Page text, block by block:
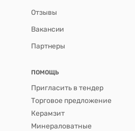
Отзывы
Вакансии
Партнеры
ПОМОЩЬ
Пригласить в тендер
Торговое предложение
Керамзит
Минераловатные